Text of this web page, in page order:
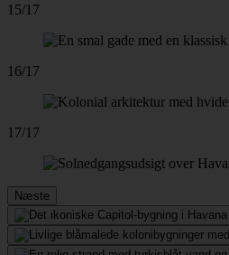
15/17
16/17
17/17
Næste